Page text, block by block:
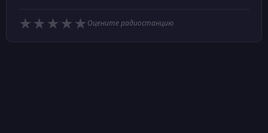
★ ★ ★ ★ ★ Оцените радиостанцию